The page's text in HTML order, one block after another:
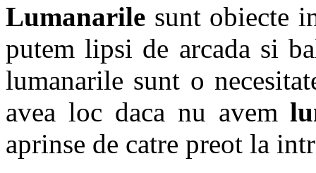
Lumanarile sunt obiecte
putem lipsi de arcada si
lumanarile sunt o
avea loc daca nu avem
aprinse de catre preot la